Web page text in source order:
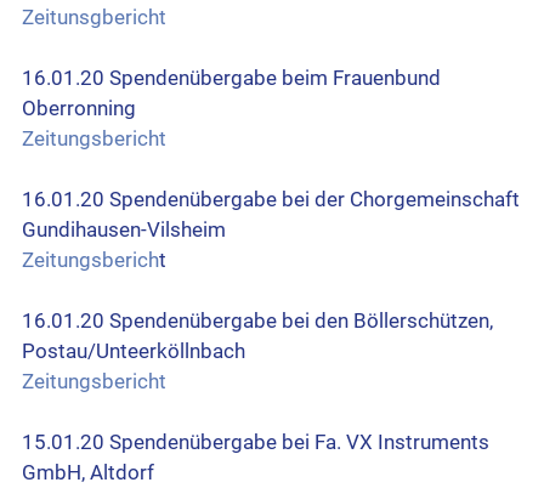
Zeitunsgbericht
16.01.20 Spendenübergabe beim Frauenbund
Oberronning
Zeitungsbericht
16.01.20 Spendenübergabe bei der Chorgemeinschaft
Gundihausen-Vilsheim
Zeitungsbericht
16.01.20 Spendenübergabe bei den Böllerschützen,
Postau/Unteerköllnbach
Zeitungsbericht
15.01.20 Spendenübergabe bei Fa. VX Instruments
GmbH, Altdorf